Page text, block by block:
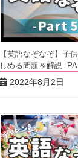
【英語なぞなぞ】子
しめる問題＆解説 -
2022年8月2日